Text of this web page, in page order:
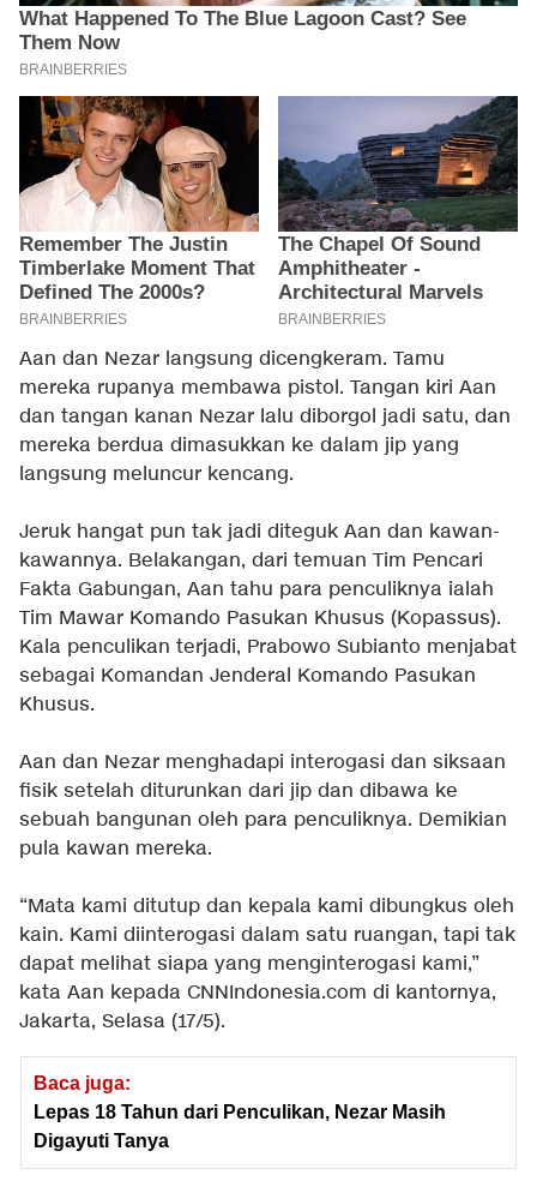
Aan dan Nezar langsung dicengkeram. Tamu
mereka rupanya membawa pistol. Tangan kiri Aan
dan tangan kanan Nezar lalu diborgol jadi satu, dan
mereka berdua dimasukkan ke dalam jip yang
langsung meluncur kencang.
Jeruk hangat pun tak jadi diteguk Aan dan kawan-
kawannya. Belakangan, dari temuan Tim Pencari
Fakta Gabungan, Aan tahu para penculiknya ialah
Tim Mawar Komando Pasukan Khusus (Kopassus).
Kala penculikan terjadi, Prabowo Subianto menjabat
sebagai Komandan Jenderal Komando Pasukan
Khusus.
Aan dan Nezar menghadapi interogasi dan siksaan
fisik setelah diturunkan dari jip dan dibawa ke
sebuah bangunan oleh para penculiknya. Demikian
pula kawan mereka.
“Mata kami ditutup dan kepala kami dibungkus oleh
kain. Kami diinterogasi dalam satu ruangan, tapi tak
dapat melihat siapa yang menginterogasi kami,”
kata Aan kepada CNNIndonesia.com di kantornya,
Jakarta, Selasa (17/5).
Baca juga:
Lepas 18 Tahun dari Penculikan, Nezar Masih
Digayuti Tanya